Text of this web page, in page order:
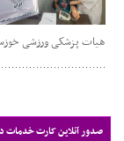
هیات پزشکی ورزشی
صدور آنلاین کارت خدمات